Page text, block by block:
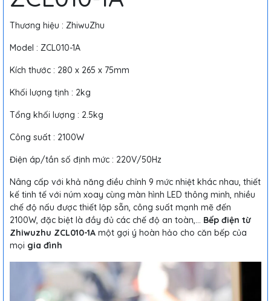
Thương hiệu : ZhiwuZhu
Model : ZCL010-1A
Kích thước : 280 x 265 x 75mm
Khối lượng tịnh : 2kg
Tổng khối lượng : 2.5kg
Công suất : 2100W
Điện áp/tần số định mức : 220V/50Hz
Nâng cấp với khả năng điều chỉnh 9 mức nhiệt khác nhau, thiết
kế tinh tế với núm xoay cùng màn hình LED thông minh, nhiều
chế độ nấu được thiết lập sẵn, công suất mạnh mẽ đến
2100W, đặc biệt là đầy đủ các chế độ an toàn,... Bếp điện từ
Zhiwuzhu ZCL010-1A một gợi ý hoàn hảo cho căn bếp của
mọi gia đình